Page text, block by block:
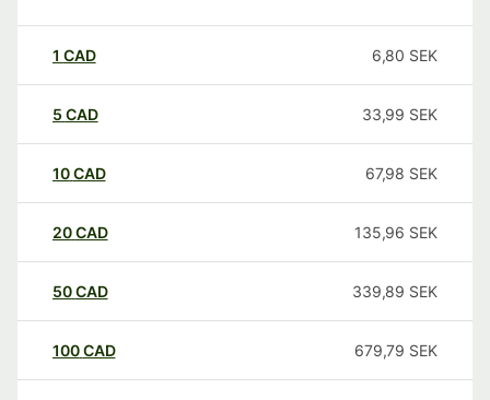
1 CAD 6,80 SEK
5 CAD 33,99 SEK
10CAD 67,98 SEK
20CAD 135,96 SEK
50CAD 339,89 SEK
100CAD 679,79 SEK